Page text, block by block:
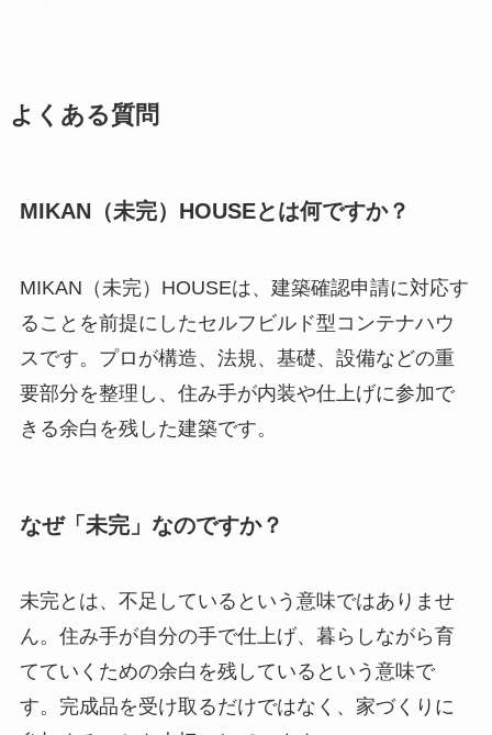
よくある質問
MIKAN（未完）HOUSEとは何ですか？
MIKAN（未完）HOUSEは、建築確認申請に対応す
ることを前提にしたセルフビルド型コンテナハウ
スです。プロが構造、法規、基礎、設備などの重
要部分を整理し、住み手が内装や仕上げに参加で
きる余白を残した建築です。
なぜ「未完」なのですか？
未完とは、不足しているという意味ではありませ
ん。住み手が自分の手で仕上げ、暮らしながら育
てていくための余白を残しているという意味で
す。完成品を受け取るだけではなく、家づくりに